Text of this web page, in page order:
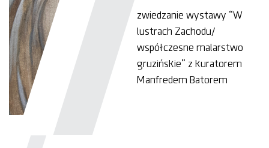
zwiedzanie wystawy “W
lustrach Zachodu/
współczesne malarstwo
gruzińskie” z kuratorem
Manfredem Batorem